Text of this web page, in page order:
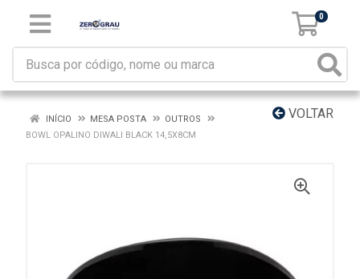
0
VOLTAR
INÍCIO MESA POSTA
OUTROS
BOWL OPALINO DIWALI BLACK 14,5X8CM